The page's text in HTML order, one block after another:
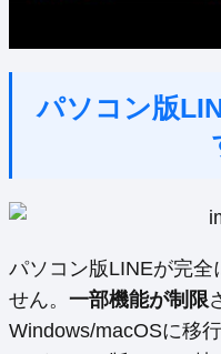
パソコン版
パソコン版LINEが完全
せん。 一部機能が制限
Windows/macOSに移